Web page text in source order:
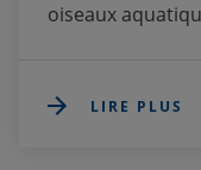
oiseaux
LIRE PLUS